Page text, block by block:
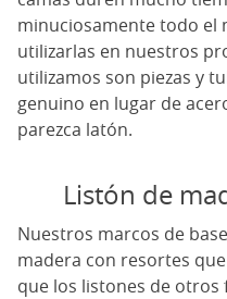
minuciosamente todo el
utilizarlas en nuestros
utilizamos son piezas y
genuino en lugar de
parezca latón.
Listón de
Nuestros marcos de
madera con resortes
que los listones de otros